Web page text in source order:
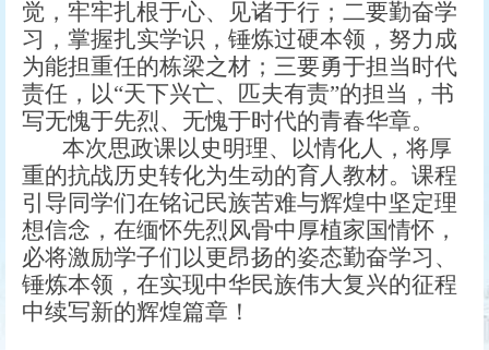
觉，牢牢扎根于心、见诸于行；二要勤奋学
习，掌握扎实学识，锤炼过硬本领，努力成
为能担重任的栋梁之材；三要勇于担当时代
责任，以“天下兴亡、匹夫有责”的担当，书
写无愧于先烈、无愧于时代的青春华章。
本次思政课以史明理、以情化人，将厚
重的抗战历史转化为生动的育人教材。课程
引导同学们在铭记民族苦难与辉煌中坚定理
想信念，在缅怀先烈风骨中厚植家国情怀，
必将激励学子们以更昂扬的姿态勤奋学习、
锤炼本领，在实现中华民族伟大复兴的征程
中续写新的辉煌篇章！